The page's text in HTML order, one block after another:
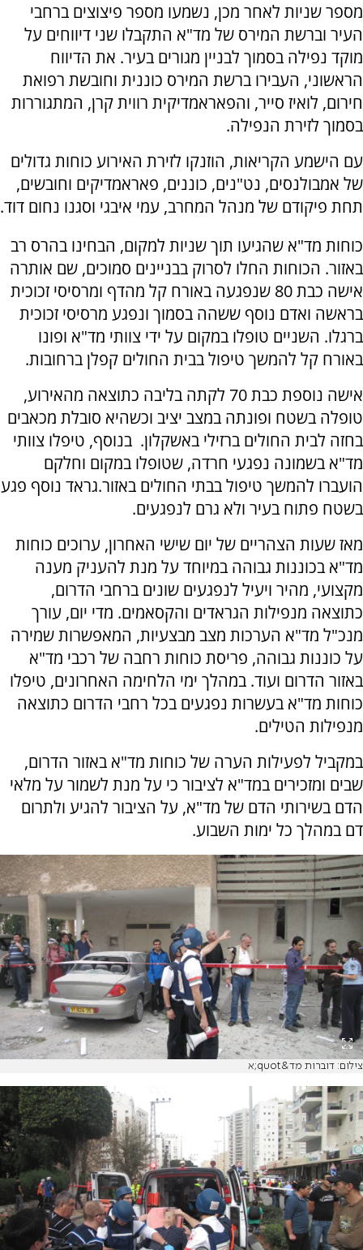
מספר שניות לאחר מכן, נשמעו מספר פיצוצים ברחבי
העיר וברשת המירס של מד"א התקבלו שני דיווחים על
מוקד נפילה בסמוך לבניין מגורים בעיר. את הדיווח
הראשוני, העבירו ברשת המירס כוננית וחובשת רפואת
חירום, לואיז סייר, והפאראמדיקית רווית קרן, המתגוררות
בסמוך לזירת הנפילה.
עם הישמע הקריאות, הוזנקו לזירת האירוע כוחות גדולים
של אמבולנסים, נט"נים, כוננים, פאראמדיקים וחובשים,
תחת פיקודם של מנהל המחרב, עמי איבגי וסגנו נחום דוד.
כוחות מד"א שהגיעו תוך שניות למקום, הבחינו בהרס רב
באזור. הכוחות החלו לסרוק בבניינים סמוכים, שם אותרה
אישה כבת 80 שנפגעה באורח קל מהדף ומרסיסי זכוכית
בראשה ואדם נוסף ששהה בסמוך ונפגע מרסיסי זכוכית
ברגלו. השניים טופלו במקום על ידי צוותי מד"א ופונו
באורח קל להמשך טיפול בבית החולים קפלן ברחובות.
אישה נוספת כבת 70 לקתה בליבה כתוצאה מהאירוע,
טופלה בשטח ופונתה במצב יציב וכשהיא סובלת מכאבים
בחזה לבית החולים ברזילי באשקלון. בנוסף, טיפלו צוותי
מד"א בשמונה נפגעי חרדה, שטופלו במקום וחלקם
הועברו להמשך טיפול בבתי החולים באזור.גראד נוסף פגע
בשטח פתוח בעיר ולא גרם לנפגעים.
מאז שעות הצהריים של יום שישי האחרון, ערוכים כוחות
מד"א בכוננות גבוהה במיוחד על מנת להעניק מענה
מקצועי, מהיר ויעיל לנפגעים שונים ברחבי הדרום,
כתוצאה מנפילות הגראדים והקסאמים. מדי יום, עורך
מנכ"ל מד"א הערכות מצב מבצעיות, המאפשרות שמירה
על כוננות גבוהה, פריסת כוחות רחבה של רכבי מד"א
באזור הדרום ועוד. במהלך ימי הלחימה האחרונים, טיפלו
כוחות מד"א בעשרות נפגעים בכל רחבי הדרום כתוצאה
מנפילות הטילים.
במקביל לפעילות הערה של כוחות מד"א באזור הדרום,
שבים ומזכירים במד"א לציבור כי על מנת לשמור על מלאי
הדם בשירותי הדם של מד"א, על הציבור להגיע ולתרום
דם במהלך כל ימות השבוע.
צילום: דוברות מד&quot;א